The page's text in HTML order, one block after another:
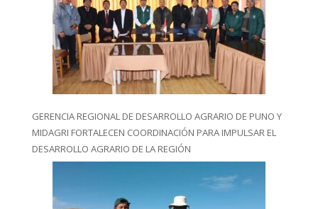
GERENCIA REGIONAL DE DESARROLLO AGRARIO DE PUNO Y
MIDAGRI FORTALECEN COORDINACIÓN PARA IMPULSAR EL
DESARROLLO AGRARIO DE LA REGIÓN